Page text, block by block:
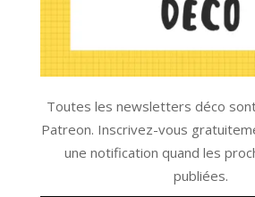
Toutes les newsletters déco
Patreon. Inscrivez-vous
une notification quand les
publiées.